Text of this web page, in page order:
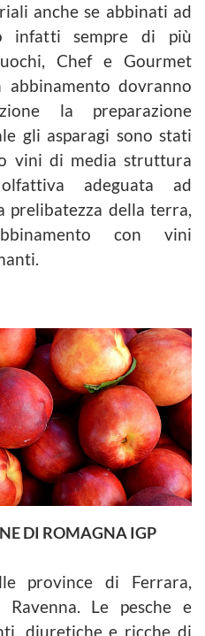
anche se abbinati ad
infatti sempre di più
Chef e Gourmet
dovranno
la preparazione
gli asparagi sono stati
vini di media struttura
adeguata ad
prelibatezza della terra,
con vini
DI ROMAGNA IGP
province di Ferrara,
Ravenna. Le pesche e
diuretiche e ricche di